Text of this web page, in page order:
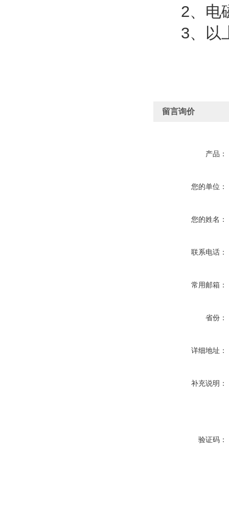
2、电磁
3、以上
留言询价
产品：
您的单位：
您的姓名：
联系电话：
常用邮箱：
省份：
详细地址：
补充说明：
验证码：